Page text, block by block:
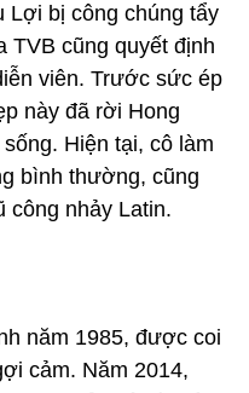
bị công chúng tẩy
TVB cũng quyết định
viên. Trước sức ép
này đã rời Hong
Hiện tại, cô làm
bình thường, cũng
công nhảy Latin.
năm 1985, được coi
cảm. Năm 2014,